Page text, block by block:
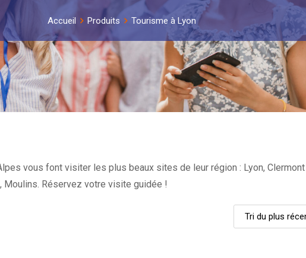
Accueil Produits Tourisme à Lyon
vous font visiter les plus beaux sites de leur région : Lyon, Clermont
Moulins. Réservez votre visite guidée !